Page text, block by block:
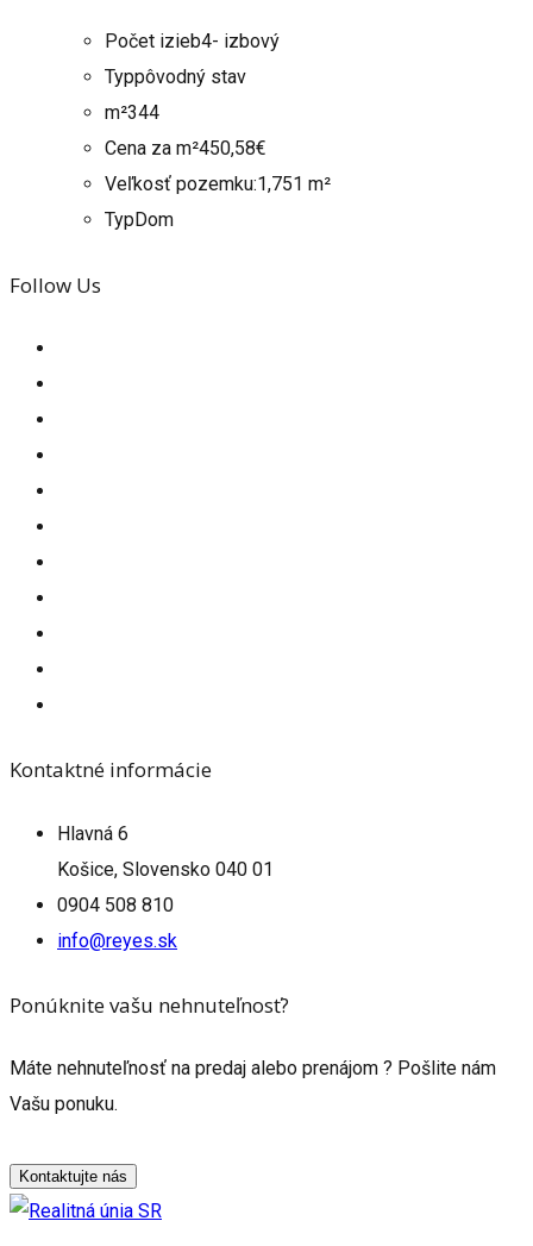
Počet izieb4- izbový
Typpôvodný stav
m²344
Cena za m²450,58€
Veľkosť pozemku:1,751 m²
Typ Dom
Follow Us
Kontaktné informácie
Hlavná 6
Košice, Slovensko 040 01
0904 508 810
info@reyes.sk
Ponúknite vašu nehnuteľnosť?
Máte nehnuteľnosť na predaj alebo prenájom ? Pošlite nám
Vašu ponuku.
Kontaktujte nás